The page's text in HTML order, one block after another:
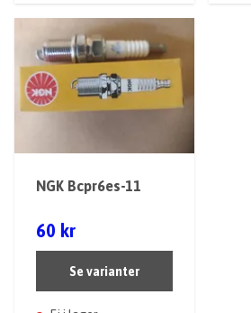
NGK Bcpr6es-11
60 kr
Se varianter